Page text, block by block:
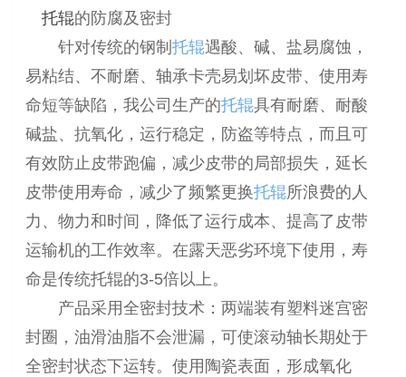
托辊的防腐及密封
针对传统的钢制托辊遇酸、碱、盐易腐蚀，
易粘结、不耐磨、轴承卡壳易划坏皮带、使用寿
命短等缺陷，我公司生产的托辊具有耐磨、耐酸
碱盐、抗氧化，运行稳定，防盗等特点，而且可
有效防止皮带跑偏，减少皮带的局部损失，延长
皮带使用寿命，减少了频繁更换托辊所浪费的人
力、物力和时间，降低了运行成本、提高了皮带
运输机的工作效率。在露天恶劣环境下使用，寿
命是传统托辊的3-5倍以上。
产品采用全密封技术：两端装有塑料迷宫密
封圈，油滑油脂不会泄漏，可使滚动轴长期处于
全密封状态下运转。使用陶瓷表面，形成氧化